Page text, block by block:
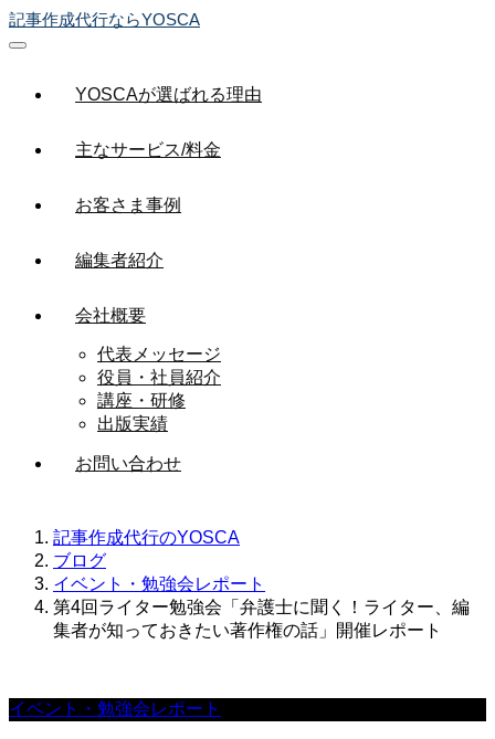
記事作成代行ならYOSCA
YOSCAが選ばれる理由
主なサービス/料金
お客さま事例
編集者紹介
会社概要
代表メッセージ
役員・社員紹介
講座・研修
出版実績
お問い合わせ
記事作成代行のYOSCA
ブログ
イベント・勉強会レポート
第4回ライター勉強会「弁護士に聞く！ライター、編
集者が知っておきたい著作権の話」開催レポート
イベント・勉強会レポート